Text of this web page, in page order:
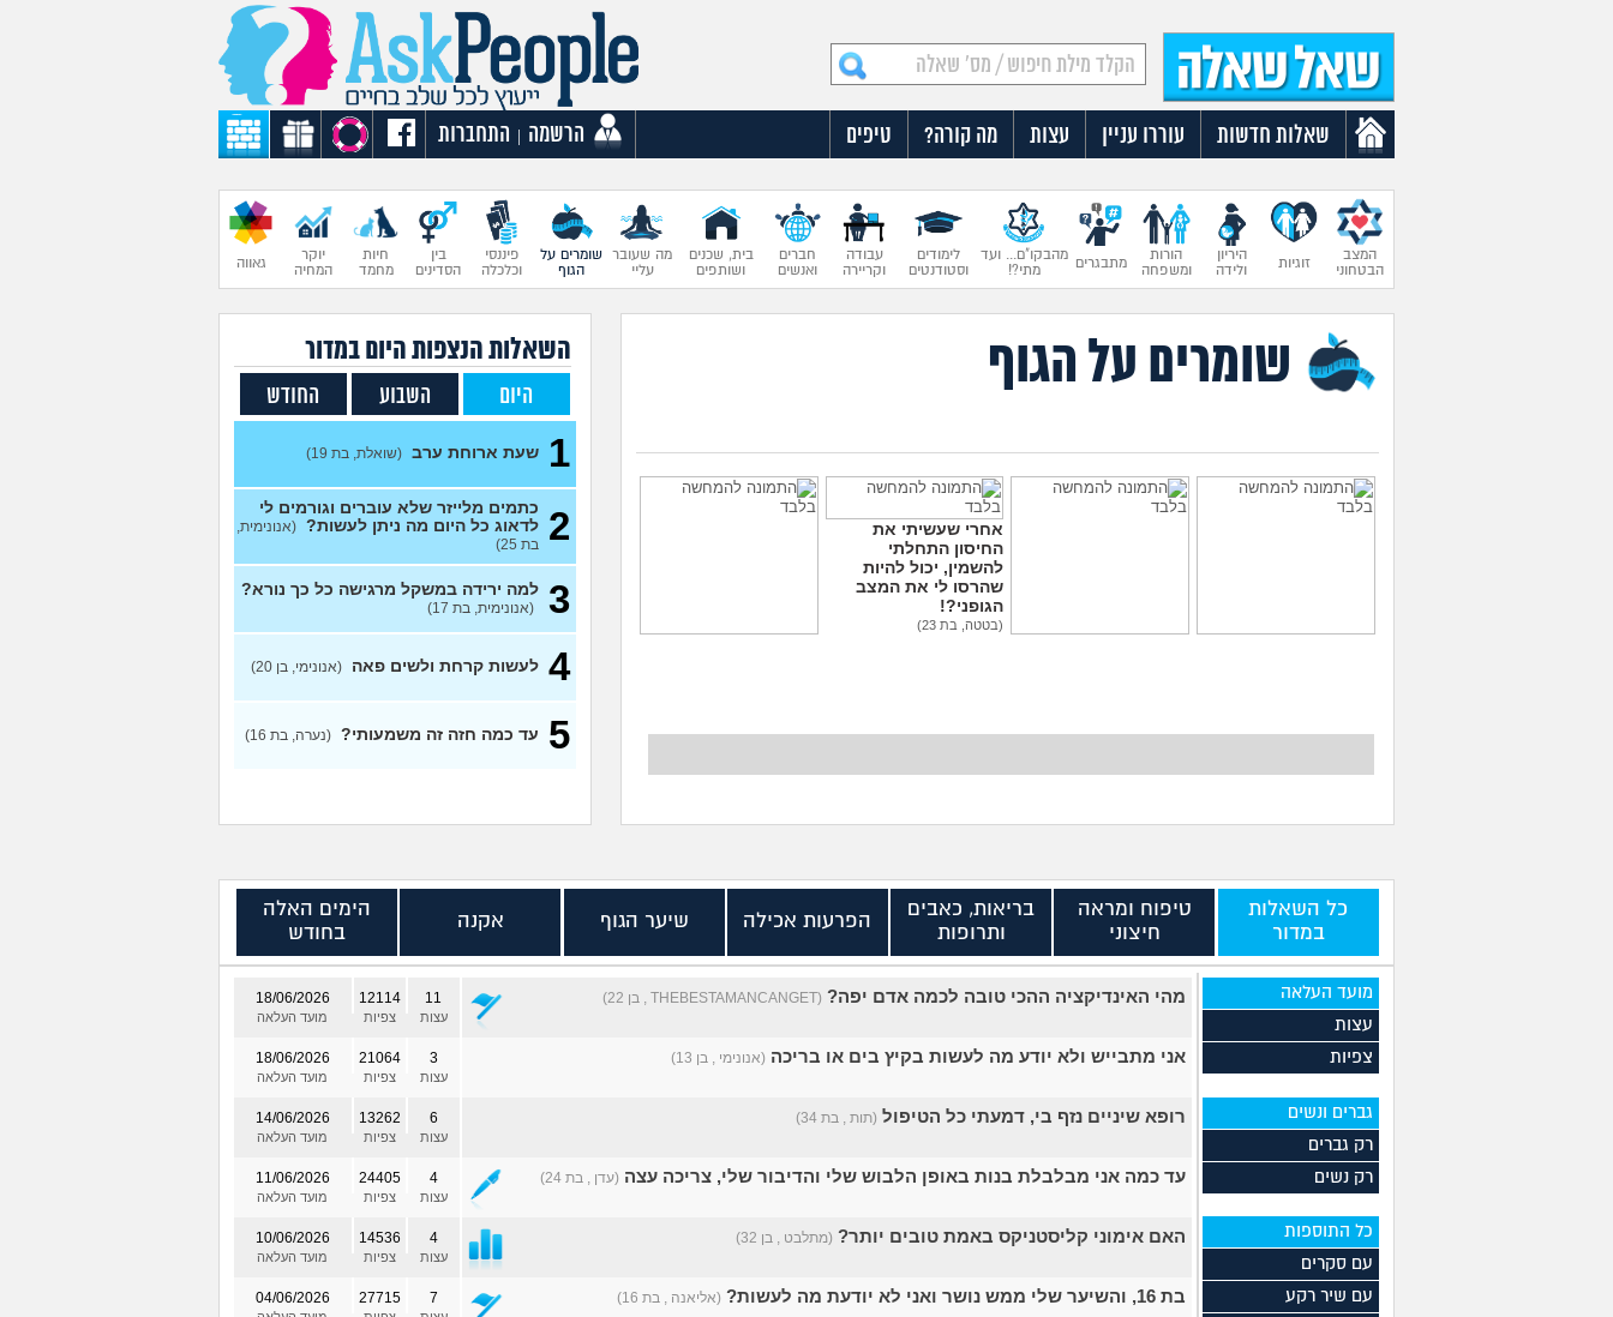
שאלות חדשות עוררו עניין עצות מה קורה? טיפים הרשמה התחברות
המצב
הבטחוני
זוגיות
היריון
ולידה
הורות
ומשפחה
מתבגרים
מהבקו"ם... ועד
מתי?!
לימודים
וסטודנטים
עבודה
וקריירה
חברים
ואנשים
בית, שכנים
ושותפים
מה שעובר
עליי
שומרים על
הגוף
פיננסי
וכלכלה
בין
הסדינים
חיות
מחמד
יוקר
המחיה
גאווה
שומרים על הגוף
אחרי שעשיתי את
החיסון התחלתי
להשמין, יכול להיות
שהרסו לי את המצב
הגופני?!
(בטטה, בת 23)
השאלות הנצפות היוםבמדור
היום השבוע החודש
1 שעת ארוחת ערב(שואלת, בת 19)
2
כתמים מלייזר שלא עוברים וגורמים לי
לדאוג כל היום מה ניתן לעשות?(אנונימית,
בת 25)
3 למה ירידה במשקל מרגישה כל כך נורא?
(אנונימית, בת 17)
4 לעשות קרחת ולשים פאה(אנונימי, בן 20)
5 עד כמה חזה זה משמעותי?(נערה, בת 16)
כל השאלות
במדור
טיפוח ומראה
חיצוני
בריאות, כאבים
ותרופות
הפרעות אכילה שיער הגוף אקנה
הימים האלה
בחודש
מועד העלאה
עצות
צפיות
גברים ונשים
רק גברים
רק נשים
כל התוספות
עם סקרים
עם שיר רקע
מהי האינדיקציה ההכי טובה לכמה אדם יפה? (THEBESTAMANCANGET , בן 22) 18/06/2026
מועד העלאה
12114
צפיות
11
עצות
אני מתבייש ולא יודע מה לעשות בקיץ בים או בריכה (אנונימי , בן 13) 18/06/2026
מועד העלאה
21064
צפיות
3
עצות
רופא שיניים נזף בי, דמעתי כל הטיפול (תות , בת 34) 14/06/2026
מועד העלאה
13262
צפיות
6
עצות
עד כמה אני מבלבלת בנות באופן הלבוש שלי והדיבור שלי, צריכה עצה (עדן , בת 24) 11/06/2026
מועד העלאה
24405
צפיות
4
עצות
האם אימוני קליסטניקס באמת טובים יותר? (מתלבט , בן 32) 10/06/2026
מועד העלאה
14536
צפיות
4
עצות
בת 16, והשיער שלי ממש נושר ואני לא יודעת מה לעשות? (אליאנה , בת 16) 04/06/2026 27715 7